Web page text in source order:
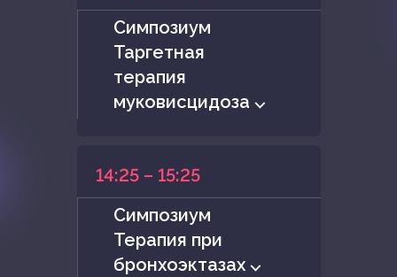
Симпозиум
Таргетная
терапия
муковисцидоза ⌵
14:25 – 15:25
Симпозиум
Терапия при
бронхоэктазах ⌵